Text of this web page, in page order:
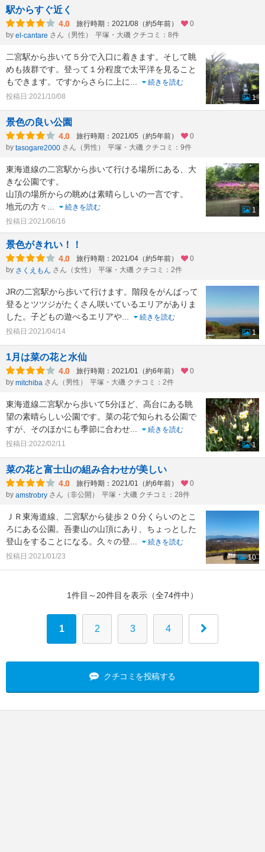
駅からすぐ近く
4.0 旅行時期：2021/08（約5年前）
0
by el-cantare さん（男性） 平塚・大磯 クチコミ：8件
二宮駅から歩いて５分で入口に着きます。そして眺
めも抜群です。登って１分程度で太平洋を見ること
もできます。ですからさらに上に
続きを読む
投稿日:2021/10/08
1
景色の良い公園
4.0 旅行時期：2021/05（約5年前）
0
by tasogare2000 さん（男性） 平塚・大磯 クチコミ：9件
東海道線の二宮駅から歩いて行ける場所にある、大
きな公園です。
山頂の場所からの眺めは素晴らしいの一言です。
地元の方々
続きを読む
投稿日:2021/06/16
1
景色がきれい！！
4.0 旅行時期：2021/04（約5年前）
0
by さくえもん さん（女性） 平塚・大磯 クチコミ：2件
JRの二宮駅から歩いて行けます。階段をがんばって
登るとツツジがたくさん咲いているエリアがありま
した。子どもの遊べるエリアや
続きを読む
投稿日:2021/04/14
1
1月は菜の花と水仙
4.0 旅行時期：2021/01（約6年前）
0
by mitchiba さん（男性） 平塚・大磯 クチコミ：2件
東海道線二宮駅から歩いて5分ほど、高台にある眺
望の素晴らしい公園です。菜の花で知られる公園で
すが、そのほかにも季節に合わせ
続きを読む
投稿日:2022/02/11
1
菜の花と富士山の組み合わせが美しい
4.0 旅行時期：2021/01（約6年前）
0
by amstrobry さん（非公開） 平塚・大磯 クチコミ：28件
ＪＲ東海道線、二宮駅から徒歩２０分くらいのとこ
ろにある公園。吾妻山の山頂にあり、ちょっとした
登山をすることになる。久々の登
続きを読む
投稿日:2021/01/23
10
1件目～20件目を表示（全74件中）
1 2 3 4
クチコミを投稿する